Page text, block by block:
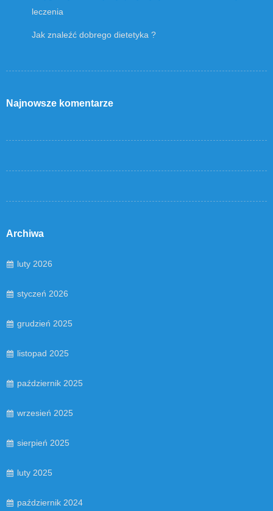
leczenia
Jak znaleźć dobrego dietetyka ?
Najnowsze komentarze
Archiwa
luty 2026
styczeń 2026
grudzień 2025
listopad 2025
październik 2025
wrzesień 2025
sierpień 2025
luty 2025
październik 2024